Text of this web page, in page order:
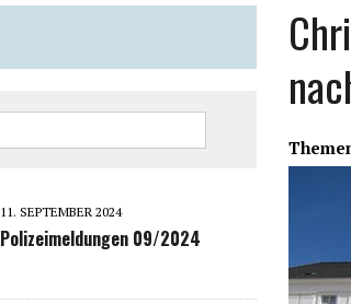
11. SEPTEMBER 2024
Polizeimeldungen 09/2024